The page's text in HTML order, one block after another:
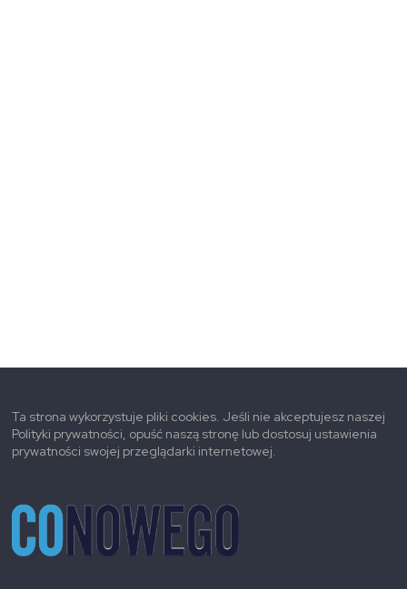
Ta strona wykorzystuje pliki cookies. Jeśli nie akceptujesz naszej
Polityki prywatności, opuść naszą stronę lub dostosuj ustawienia
prywatności swojej przeglądarki internetowej.